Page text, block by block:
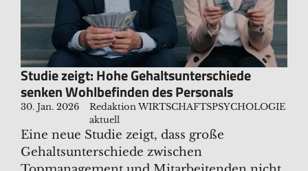
Studie zeigt: Hohe Gehaltsunterschiede
senken Wohlbefinden des Personals
30. Jan. 2026
Redaktion WIRTSCHAFTSPSYCHOLOGIE
aktuell
Eine neue Studie zeigt, dass große
Gehaltsunterschiede zwischen